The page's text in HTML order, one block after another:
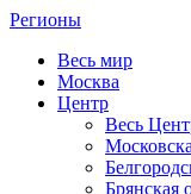
Регионы
Весь мир
Москва
Центр
Весь
Брянская